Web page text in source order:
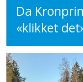
Da
«klikket